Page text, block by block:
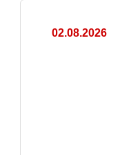
02.08.2026